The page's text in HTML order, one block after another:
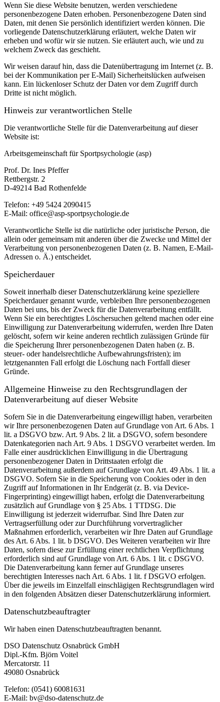
Wenn Sie diese Website benutzen, werden verschiedene
personenbezogene Daten erhoben. Personenbezogene Daten sind
Daten, mit denen Sie persönlich identifiziert werden können. Die
vorliegende Datenschutzerklärung erläutert, welche Daten wir
erheben und wofür wir sie nutzen. Sie erläutert auch, wie und zu
welchem Zweck das geschieht.
Wir weisen darauf hin, dass die Datenübertragung im Internet (z. B.
bei der Kommunikation per E-Mail) Sicherheitslücken aufweisen
kann. Ein lückenloser Schutz der Daten vor dem Zugriff durch
Dritte ist nicht möglich.
Hinweis zur verantwortlichen Stelle
Die verantwortliche Stelle für die Datenverarbeitung auf dieser
Website ist:
Arbeitsgemeinschaft für Sportpsychologie (asp)
Prof. Dr. Ines Pfeffer
Rettbergstr. 2
D-49214 Bad Rothenfelde
Telefon: +49 5424 2090415
E-Mail: office@asp-sportpsychologie.de
Verantwortliche Stelle ist die natürliche oder juristische Person, die
allein oder gemeinsam mit anderen über die Zwecke und Mittel der
Verarbeitung von personenbezogenen Daten (z. B. Namen, E-Mail-
Adressen o. Ä.) entscheidet.
Speicherdauer
Soweit innerhalb dieser Datenschutzerklärung keine speziellere
Speicherdauer genannt wurde, verbleiben Ihre personenbezogenen
Daten bei uns, bis der Zweck für die Datenverarbeitung entfällt.
Wenn Sie ein berechtigtes Löschersuchen geltend machen oder eine
Einwilligung zur Datenverarbeitung widerrufen, werden Ihre Daten
gelöscht, sofern wir keine anderen rechtlich zulässigen Gründe für
die Speicherung Ihrer personenbezogenen Daten haben (z. B.
steuer- oder handelsrechtliche Aufbewahrungsfristen); im
letztgenannten Fall erfolgt die Löschung nach Fortfall dieser
Gründe.
Allgemeine Hinweise zu den Rechtsgrundlagen der
Datenverarbeitung auf dieser Website
Sofern Sie in die Datenverarbeitung eingewilligt haben, verarbeiten
wir Ihre personenbezogenen Daten auf Grundlage von Art. 6 Abs. 1
lit. a DSGVO bzw. Art. 9 Abs. 2 lit. a DSGVO, sofern besondere
Datenkategorien nach Art. 9 Abs. 1 DSGVO verarbeitet werden. Im
Falle einer ausdrücklichen Einwilligung in die Übertragung
personenbezogener Daten in Drittstaaten erfolgt die
Datenverarbeitung außerdem auf Grundlage von Art. 49 Abs. 1 lit. a
DSGVO. Sofern Sie in die Speicherung von Cookies oder in den
Zugriff auf Informationen in Ihr Endgerät (z. B. via Device-
Fingerprinting) eingewilligt haben, erfolgt die Datenverarbeitung
zusätzlich auf Grundlage von § 25 Abs. 1 TTDSG. Die
Einwilligung ist jederzeit widerrufbar. Sind Ihre Daten zur
Vertragserfüllung oder zur Durchführung vorvertraglicher
Maßnahmen erforderlich, verarbeiten wir Ihre Daten auf Grundlage
des Art. 6 Abs. 1 lit. b DSGVO. Des Weiteren verarbeiten wir Ihre
Daten, sofern diese zur Erfüllung einer rechtlichen Verpflichtung
erforderlich sind auf Grundlage von Art. 6 Abs. 1 lit. c DSGVO.
Die Datenverarbeitung kann ferner auf Grundlage unseres
berechtigten Interesses nach Art. 6 Abs. 1 lit. f DSGVO erfolgen.
Über die jeweils im Einzelfall einschlägigen Rechtsgrundlagen wird
in den folgenden Absätzen dieser Datenschutzerklärung informiert.
Datenschutz­beauftragter
Wir haben einen Datenschutzbeauftragten benannt.
DSO Datenschutz Osnabrück GmbH
Dipl.-Kfm. Björn Voitel
Mercatorstr. 11
49080 Osnabrück
Telefon: (0541) 60081631
E-Mail: bv@dso-datenschutz.de